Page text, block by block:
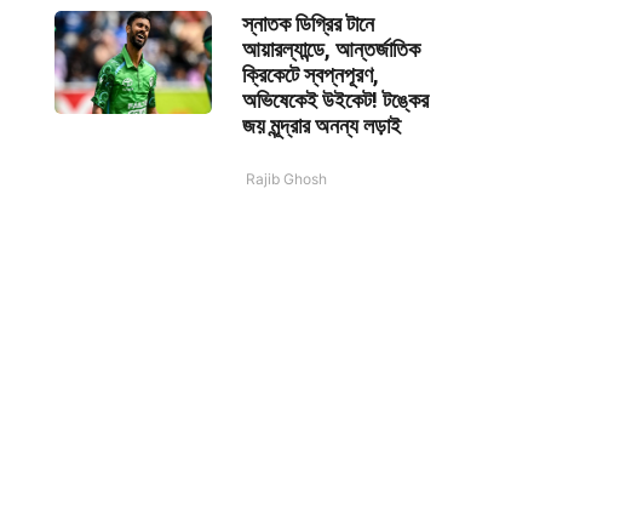
স্নাতক ডিগ্রির টানে
আয়ারল্যান্ডে, আন্তর্জাতিক
ক্রিকেটে স্বপ্নপূরণ,
অভিষেকেই উইকেট! টঙ্কের
জয় মূন্দ্রার অনন্য লড়াই
Rajib Ghosh